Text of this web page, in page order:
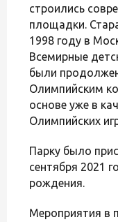
строились
площадки.
1998 году в
Всемирные
были
Олимпийским
основе уже в
Олимпийских
Парку было
сентября 2021
рождения.
Мероприятия в